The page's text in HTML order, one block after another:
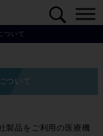
ついて
ついて
製品をご利用の医療機